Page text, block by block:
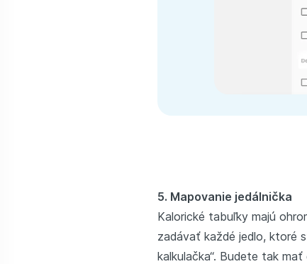
5. Mapovanie jedálnička
Kalorické tabuľky majú
zadávať každé jedlo, ktoré
kalkulačka“. Budete tak